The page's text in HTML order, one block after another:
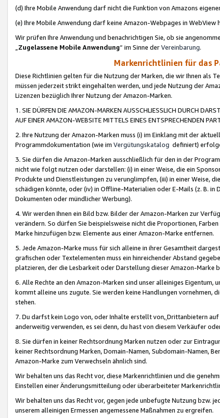
(d) Ihre Mobile Anwendung darf nicht die Funktion von Amazons
(e) Ihre Mobile Anwendung darf keine Amazon-Webpages in WebView
Wir prüfen Ihre Anwendung und benachrichtigen Sie, ob sie
„Zugelassene Mobile Anwendung“ im Sinne derVereinbarung.
Markenrichtlinien für das
Diese Richtlinien gelten für die Nutzung der Marken, die wir Ihnen als
müssen jederzeit strikt eingehalten werden, und jede Nutzung der
Lizenzen bezüglich Ihrer Nutzung der Amazon-Marken.
1. SIE DÜRFEN DIE AMAZON-MARKEN AUSSCHLIESSLICH DURCH
AUF EINER AMAZON-WEBSITE MITTELS EINES ENTSPRECHENDEN
2. Ihre Nutzung der Amazon-Marken muss (i) im Einklang mit der
Programmdokumentation (wie im Vergütungskatalog definiert)
3. Sie dürfen die Amazon-Marken ausschließlich für den in der
nicht wie folgt nutzen oder darstellen: (i) in einer Weise, die ein
Produkte und Dienstleistungen zu verunglimpfen, (iii) in einer Weise,
schädigen könnte, oder (iv) in Offline-Materialien oder E-Mails (z. B. in
Dokumenten oder mündlicher Werbung).
4. Wir werden Ihnen ein Bild bzw. Bilder der Amazon-Marken zur
verändern. So dürfen Sie beispielsweise nicht die Proportionen,
Marke hinzufügen bzw. Elemente aus einer Amazon-Marke entfernen.
5. Jede Amazon-Marke muss für sich alleine in ihrer Gesamtheit
grafischen oder Textelementen muss ein hinreichender Abstand
platzieren, der die Lesbarkeit oder Darstellung dieser Amazon-Marke
6. Alle Rechte an den Amazon-Marken sind unser alleiniges
kommt alleine uns zugute. Sie werden keine Handlungen vornehmen,
stehen.
7. Du darfst kein Logo von, oder Inhalte erstellt von,Drittanbietern auf
anderweitig verwenden, es sei denn, du hast von diesem Verkäufer
8. Sie dürfen in keiner Rechtsordnung Marken nutzen oder zur
keiner Rechtsordnung Marken, Domain-Namen, Subdomain-Namen,
Amazon-Marke zum Verwechseln ähnlich sind.
Wir behalten uns das Recht vor, diese Markenrichtlinien und die
Einstellen einer Änderungsmitteilung oder überarbeiteter
Wir behalten uns das Recht vor, gegen jede unbefugte Nutzung bzw.
unserem alleinigen Ermessen angemessene Maßnahmen zu ergreifen.